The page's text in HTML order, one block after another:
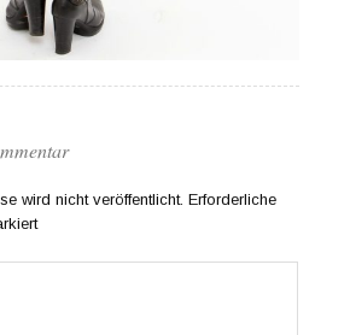
wird nicht veröffentlicht. Erforderliche